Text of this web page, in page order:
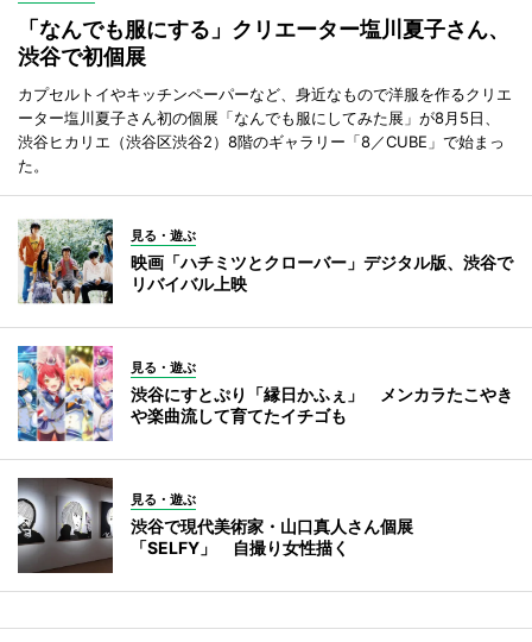
「なんでも服にする」クリエーター塩川夏子さん、
渋谷で初個展
カプセルトイやキッチンペーパーなど、身近なもので洋服を作るクリエ
ーター塩川夏子さん初の個展「なんでも服にしてみた展」が8月5日、
渋谷ヒカリエ（渋谷区渋谷2）8階のギャラリー「8／CUBE」で始まっ
た。
見る・遊ぶ
映画「ハチミツとクローバー」デジタル版、渋谷で
リバイバル上映
見る・遊ぶ
渋谷にすとぷり「縁日かふぇ」 メンカラたこやき
や楽曲流して育てたイチゴも
見る・遊ぶ
渋谷で現代美術家・山口真人さん個展
「SELFY」 自撮り女性描く